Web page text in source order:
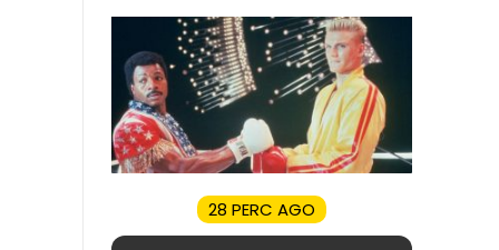
28 PERC AGO